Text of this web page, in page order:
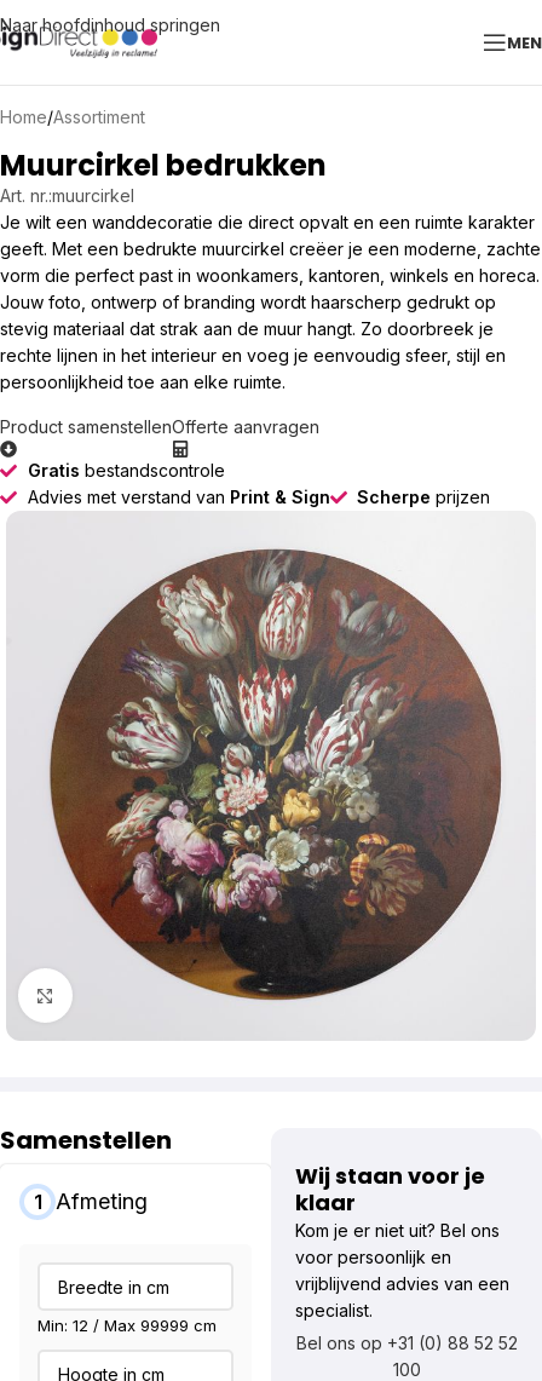
Naar hoofdinhoud springen
Home/Assortiment
Muurcirkel bedrukken
Art. nr.:muurcirkel
Je wilt een wanddecoratie die direct opvalt en een ruimte karakter
geeft. Met een bedrukte muurcirkel creëer je een moderne, zachte
vorm die perfect past in woonkamers, kantoren, winkels en horeca.
Jouw foto, ontwerp of branding wordt haarscherp gedrukt op
stevig materiaal dat strak aan de muur hangt. Zo doorbreek je
rechte lijnen in het interieur en voeg je eenvoudig sfeer, stijl en
persoonlijkheid toe aan elke ruimte.
Product samenstellenOfferte aanvragen
Gratis bestandscontrole
Advies met verstand van Print & Sign Scherpe prijzen
Klik om te vergroten
Samenstellen
1 Afmeting
Min: 12 / Max 99999 cm
Wij staan voor je
klaar
Kom je er niet uit? Bel ons
voor persoonlijk en
vrijblijvend advies van een
specialist.
Bel ons op +31 (0) 88 52 52
100